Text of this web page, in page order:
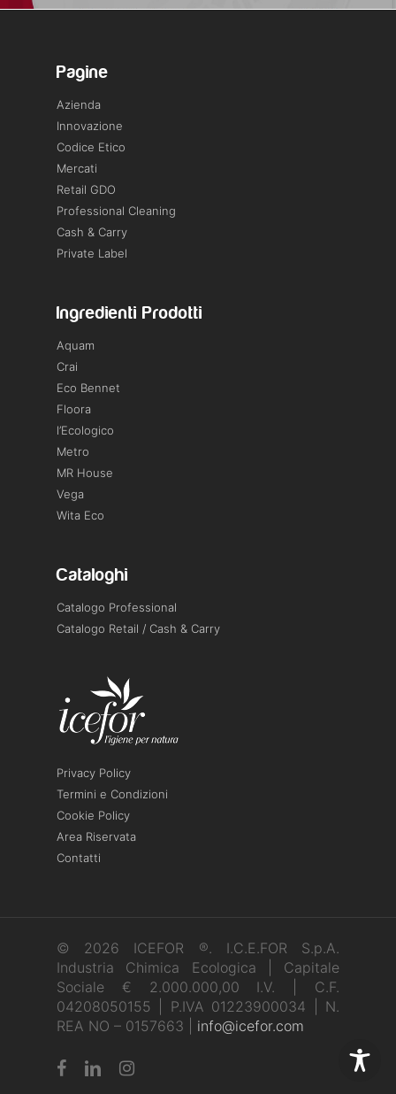
Pagine
Azienda
Innovazione
Codice Etico
Mercati
Retail GDO
Professional Cleaning
Cash & Carry
Private Label
Ingredienti Prodotti
Aquam
Crai
Eco Bennet
Floora
l’Ecologico
Metro
MR House
Vega
Wita Eco
Cataloghi
Catalogo Professional
Catalogo Retail / Cash & Carry
Privacy Policy
Termini e Condizioni
Cookie Policy
Area Riservata
Contatti
© 2026 ICEFOR ®. I.C.E.FOR S.p.A.
Industria Chimica Ecologica | Capitale
Sociale € 2.000.000,00 I.V. | C.F.
04208050155 | P.IVA 01223900034 | N.
REA NO – 0157663 | info@icefor.com
facebooklinkedininstagram